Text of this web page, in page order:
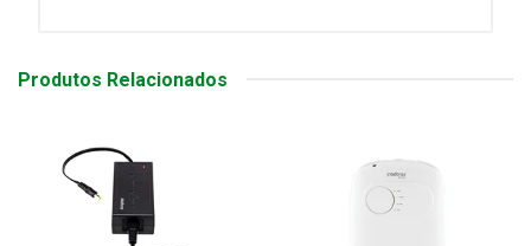
Produtos Relacionados